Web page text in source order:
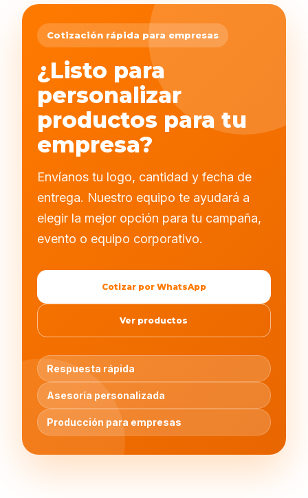
Cotización rápida para empresas
¿Listo para
personalizar
productos para tu
empresa?
Envíanos tu logo, cantidad y fecha de
entrega. Nuestro equipo te ayudará a
elegir la mejor opción para tu campaña,
evento o equipo corporativo.
Cotizar por WhatsApp
Ver productos
Respuesta rápida
Asesoría personalizada
Producción para empresas